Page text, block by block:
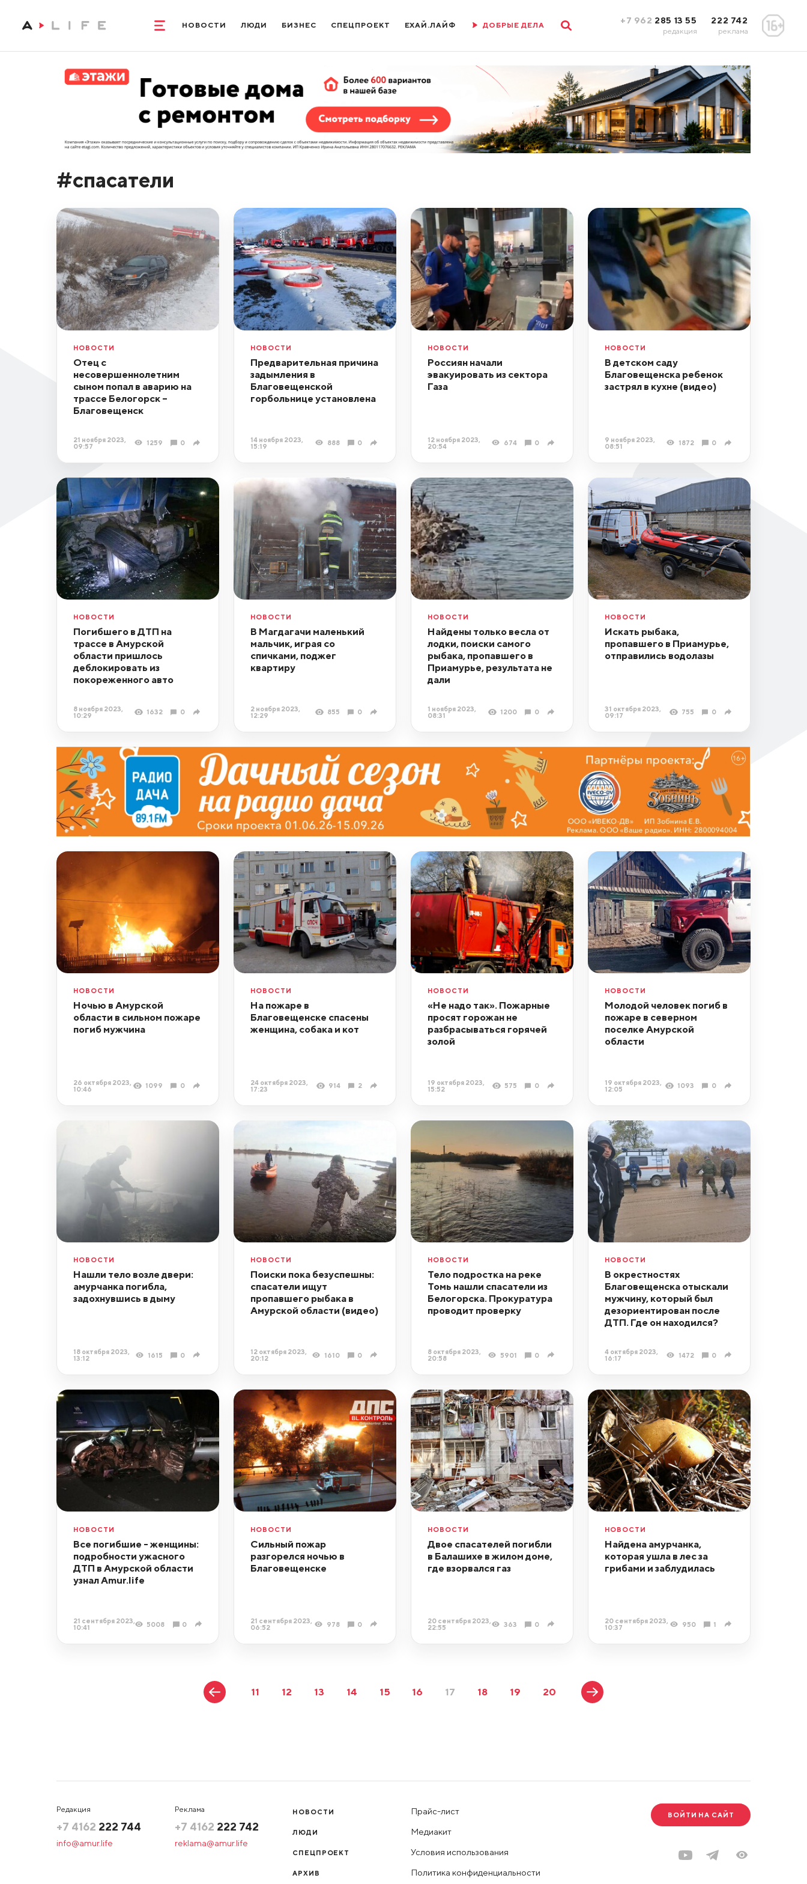
НОВОСТИ ЛЮДИ БИЗНЕС СПЕЦПРОЕКТ ЕХАЙ.ЛАЙФ ДОБРЫЕ ДЕЛА +7 962 285 13 55
редакция
222 742
реклама
#спасатели
НОВОСТИ
Отец с
несовершеннолетним
сыном попал в аварию на
трассе Белогорск –
Благовещенск
21 ноября 2023,
09:57
1259 0
НОВОСТИ
Предварительная причина
задымления в
Благовещенской
горбольнице установлена
14 ноября 2023,
15:19
888 0
НОВОСТИ
Россиян начали
эвакуировать из сектора
Газа
12 ноября 2023,
20:54
674 0
НОВОСТИ
В детском саду
Благовещенска ребенок
застрял в кухне (видео)
9 ноября 2023,
08:51
1872 0
НОВОСТИ
Погибшего в ДТП на
трассе в Амурской
области пришлось
деблокировать из
покореженного авто
8 ноября 2023,
10:29
1632 0
НОВОСТИ
В Магдагачи маленький
мальчик, играя со
спичками, поджег
квартиру
2 ноября 2023,
12:29
855 0
НОВОСТИ
Найдены только весла от
лодки, поиски самого
рыбака, пропавшего в
Приамурье, результата не
дали
1 ноября 2023,
08:31
1200 0
НОВОСТИ
Искать рыбака,
пропавшего в Приамурье,
отправились водолазы
31 октября 2023,
09:17
755 0
НОВОСТИ
Ночью в Амурской
области в сильном пожаре
погиб мужчина
26 октября 2023,
10:46
1099 0
НОВОСТИ
На пожаре в
Благовещенске спасены
женщина, собака и кот
24 октября 2023,
17:23
914 2
НОВОСТИ
«Не надо так». Пожарные
просят горожан не
разбрасываться горячей
золой
19 октября 2023,
15:52
575 0
НОВОСТИ
Молодой человек погиб в
пожаре в северном
поселке Амурской
области
19 октября 2023,
12:05
1093 0
НОВОСТИ
Нашли тело возле двери:
амурчанка погибла,
задохнувшись в дыму
18 октября 2023,
13:12
1615 0
НОВОСТИ
Поиски пока безуспешны:
спасатели ищут
пропавшего рыбака в
Амурской области (видео)
12 октября 2023,
20:12
1610 0
НОВОСТИ
Тело подростка на реке
Томь нашли спасатели из
Белогорска. Прокуратура
проводит проверку
8 октября 2023,
20:58
5901 0
НОВОСТИ
В окрестностях
Благовещенска отыскали
мужчину, который был
дезориентирован после
ДТП. Где он находился?
4 октября 2023,
16:17
1472 0
НОВОСТИ
Все погибшие - женщины:
подробности ужасного
ДТП в Амурской области
узнал Amur.life
21 сентября 2023,
10:41
5008 0
НОВОСТИ
Сильный пожар
разгорелся ночью в
Благовещенске
21 сентября 2023,
06:52
978 0
НОВОСТИ
Двое спасателей погибли
в Балашихе в жилом доме,
где взорвался газ
20 сентября 2023,
22:55
363 0
НОВОСТИ
Найдена амурчанка,
которая ушла в лес за
грибами и заблудилась
20 сентября 2023,
10:37
950 1
11 12 13 14 15 16 17 18 19 20
Редакция
+7 4162 222 744
info@amur.life
Реклама
+7 4162 222 742
reklama@amur.life
НОВОСТИ
ЛЮДИ
СПЕЦПРОЕКТ
АРХИВ
Прайс-лист
Медиакит
Условия использования
Политика конфиденциальности
ВОЙТИ НА САЙТ